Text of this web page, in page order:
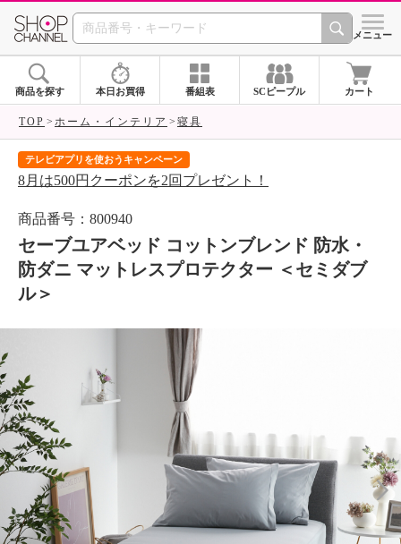
SHOP CHANNEL シメニュー
商品を探す 本日お買得 番組表 SCピープル カート
TOP ホーム・インテリア 寝具
届いて当たる！サプライズBOXキャンペーン
ご購入金額相当のクーポンをプレゼント！
商品番号：800940
セーブユアベッド コットンブレンド 防水・
防ダニ マットレスプロテクター ＜セミダブ
ル＞